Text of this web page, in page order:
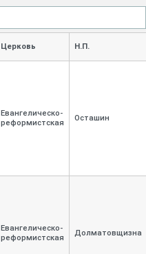
Церковь Н.П.
Евангелическо-
реформистская
Осташин
Евангелическо-
реформистская
Долматовщизна